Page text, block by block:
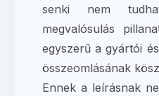
senki nem
megvalósulás
egyszerű a gyártói
összeomlásának
Ennek a leírásnak